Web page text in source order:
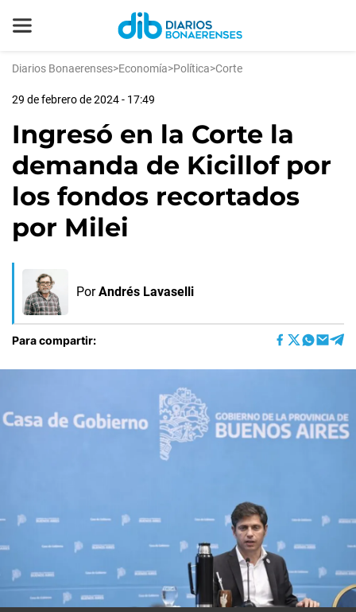
Diarios Bonaerenses>Economía>Política>Corte
29 de febrero de 2024 - 17:49
Ingresó en la Corte la
demanda de Kicillof por
los fondos recortados
por Milei
Por Andrés Lavaselli
Para compartir: